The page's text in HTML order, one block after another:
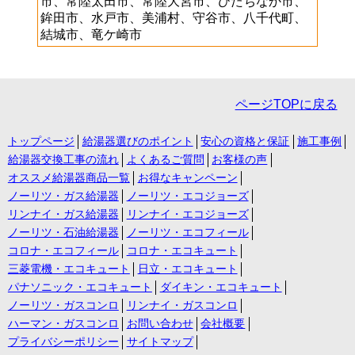
鉾田市、水戸市、美浦村、守谷市、八千代町、
結城市、竜ケ崎市
ページTOPに戻る
トップページ 給湯器選びのポイント 安心の資格と保証
施工事例
給湯器交換工事の流れ
よくあるご質問
お客様の声
オススメ給湯器商品一覧
お得なキャンペーン
ノーリツ・ガス給湯器
ノーリツ・エコジョーズ
リンナイ・ガス給湯器
リンナイ・エコジョーズ
ノーリツ・石油給湯器
ノーリツ・エコフィール
コロナ・エコフィール
コロナ・エコキュート
三菱電機・エコキュート
日立・エコキュート
パナソニック・エコキュート
ダイキン・エコキュート
ノーリツ・ガスコンロ
リンナイ・ガスコンロ
ハーマン・ガスコンロ
お問い合わせ
会社概要
プライバシーポリシー
サイトマップ